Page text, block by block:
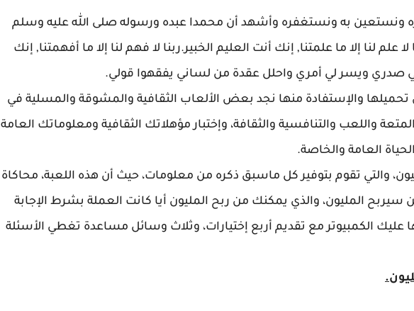
ونستعين به ونستغفره وأشهد أن محمدا عبده ورسوله صلى الله عليه وسلم
لنا إلا ما علمتنا, إنك أنت العليم الخبير.ربنا لا فهم لنا إلا ما أفهمتنا, إنك
لي صدري ويسر لي أمري واحلل عقدة من لساني يفقهوا قولي.
تحميلها والإستفادة منها نجد بعض الألعاب الثقافية والمشوقة والمسلية في
واللعب والتنافسية والثقافة، وإختبار مؤهلاتك الثقافية ومعلوماتك العامة
العامة والخاصة.
والتي تقوم بتوفير كل ماسبق ذكره من معلومات، حيث أن هذه اللعبة، محاكاة
سيربح المليون، والذي يمكنك من ربح المليون أيا كانت العملة بشرط الإجابة
عليك الكمبيوتر مع تقديم أربع إختيارات، وثلاث وسائل مساعدة تغطي الأسئلة